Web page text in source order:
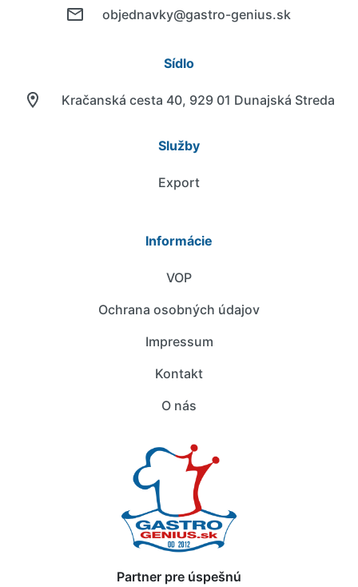
objednavky@gastro-genius.sk
Sídlo
Kračanská cesta 40, 929 01 Dunajská Streda
Služby
Export
Informácie
VOP
Ochrana osobných údajov
Impressum
Kontakt
O nás
Partner pre úspešnú